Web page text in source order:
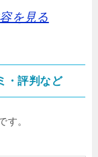
を見る
・評判など
す。